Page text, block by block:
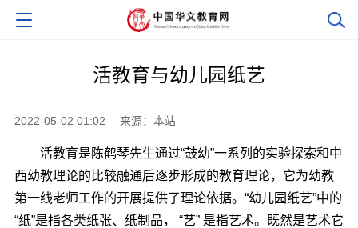
活教育与幼儿园纸艺
2022-05-02 01:02 来源：本站
活教育是陈鹤琴先生通过“鼓幼”一系列的实验探索和中
西幼教理论的比较融通后逐步形成的教育理论，它为幼教
第一线老师工作的开展提供了理论依据。“幼儿园纸艺”中的
“纸”是指各类纸张、纸制品， “艺” 是指艺术。既然是艺术它